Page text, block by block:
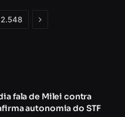
2.548 Próximo
fala de Milei contra
autonomia do STF